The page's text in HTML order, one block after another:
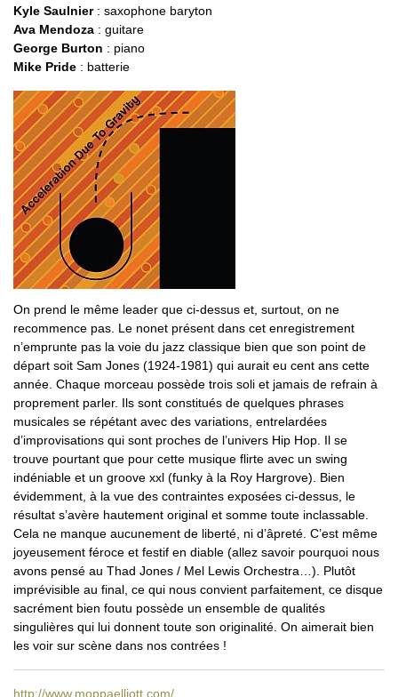
Kyle Saulnier: saxophone baryton
Ava Mendoza : guitare
George Burton : piano
Mike Pride : batterie
On prend le même leader que ci-dessus et, surtout, on ne
recommence pas. Le nonet présent dans cet enregistrement
n’emprunte pas la voie du jazz classique bien que son point de
départ soit Sam Jones (1924-1981) qui aurait eu cent ans cette
année. Chaque morceau possède trois soli et jamais de refrain à
proprement parler. Ils sont constitués de quelques phrases
musicales se répétant avec des variations, entrelardées
d’improvisations qui sont proches de l’univers Hip Hop. Il se
trouve pourtant que pour cette musique flirte avec un swing
indéniable et un groove xxl (funky à la Roy Hargrove). Bien
évidemment, à la vue des contraintes exposées ci-dessus, le
résultat s’avère hautement original et somme toute inclassable.
Cela ne manque aucunement de liberté, ni d’âpreté. C’est même
joyeusement féroce et festif en diable (allez savoir pourquoi nous
avons pensé au Thad Jones / Mel Lewis Orchestra…). Plutôt
imprévisible au final, ce qui nous convient parfaitement, ce disque
sacrément bien foutu possède un ensemble de qualités
singulières qui lui donnent toute son originalité. On aimerait bien
les voir sur scène dans nos contrées !
http://www.moppaelliott.com/